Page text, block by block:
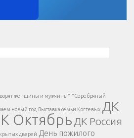
женщины и мужчины" "Серебряный
новый год Выставка семьи Когтевых ДК
Октябрь ДК Россия
дверей День пожилого